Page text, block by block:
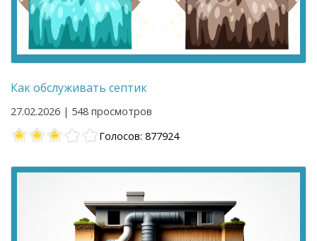
Как обслуживать септик
27.02.2026 | 548 просмотров
Голосов: 877924